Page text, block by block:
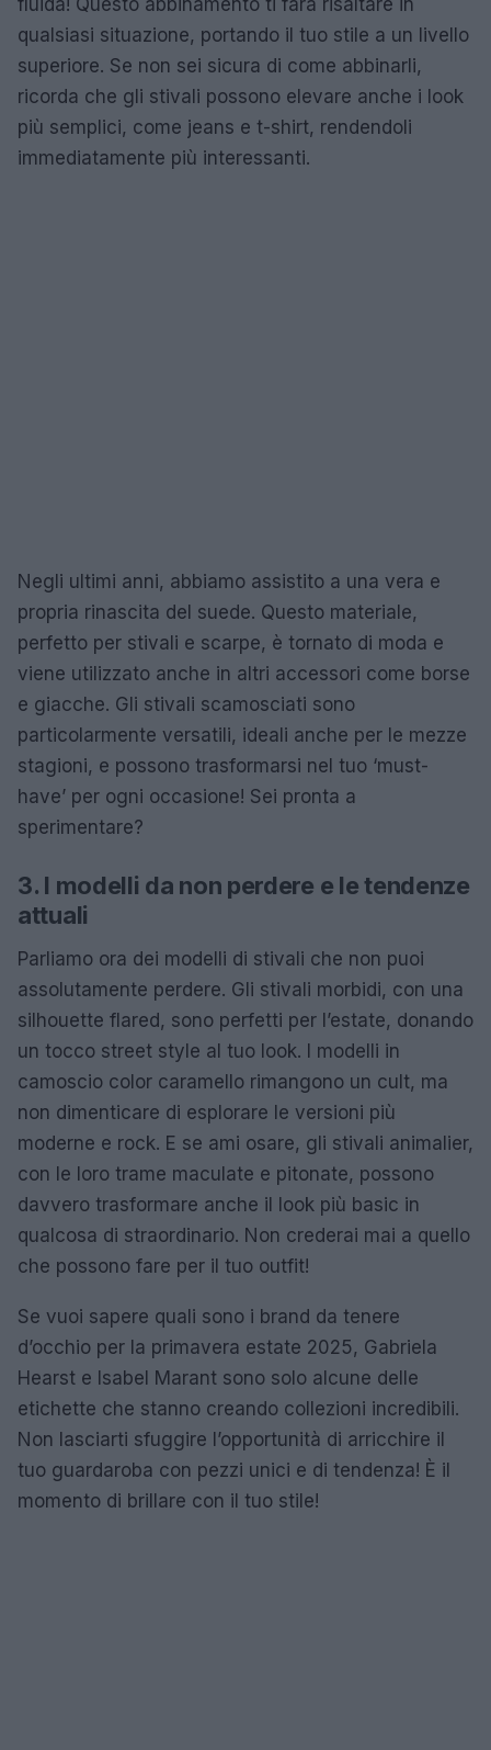
qualsiasi situazione, portando il tuo stile a un livello
superiore. Se non sei sicura di come abbinarli,
ricorda che gli stivali possono elevare anche i look
più semplici, come jeans e t-shirt, rendendoli
immediatamente più interessanti.
Negli ultimi anni, abbiamo assistito a una vera e
propria rinascita del suede. Questo materiale,
perfetto per stivali e scarpe, è tornato di moda e
viene utilizzato anche in altri accessori come borse
e giacche. Gli stivali scamosciati sono
particolarmente versatili, ideali anche per le mezze
stagioni, e possono trasformarsi nel tuo ‘must-
have’ per ogni occasione! Sei pronta a
sperimentare?
3. I modelli da non perdere e le tendenze
attuali
Parliamo ora dei modelli di stivali che non puoi
assolutamente perdere. Gli stivali morbidi, con una
silhouette flared, sono perfetti per l’estate, donando
un tocco street style al tuo look. I modelli in
camoscio color caramello rimangono un cult, ma
non dimenticare di esplorare le versioni più
moderne e rock. E se ami osare, gli stivali animalier,
con le loro trame maculate e pitonate, possono
davvero trasformare anche il look più basic in
qualcosa di straordinario. Non crederai mai a quello
che possono fare per il tuo outfit!
Se vuoi sapere quali sono i brand da tenere
d’occhio per la primavera estate 2025, Gabriela
Hearst e Isabel Marant sono solo alcune delle
etichette che stanno creando collezioni incredibili.
Non lasciarti sfuggire l’opportunità di arricchire il
tuo guardaroba con pezzi unici e di tendenza! È il
momento di brillare con il tuo stile!